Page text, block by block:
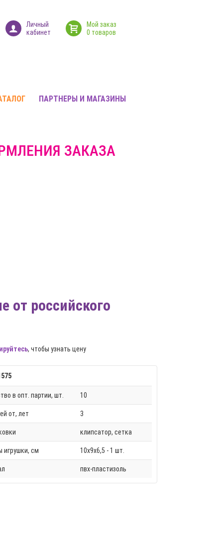
Личный
кабинет
Мой заказ
0 товаров
ПАРТНЕРЫ И МАГАЗИНЫ
ЗАКАЗА
от российского
, чтобы узнать цену
в опт. партии, шт. 10
от, лет 3
клипсатор, сетка
игрушки, см 10х9х6,5 - 1 шт.
пвх-пластизоль